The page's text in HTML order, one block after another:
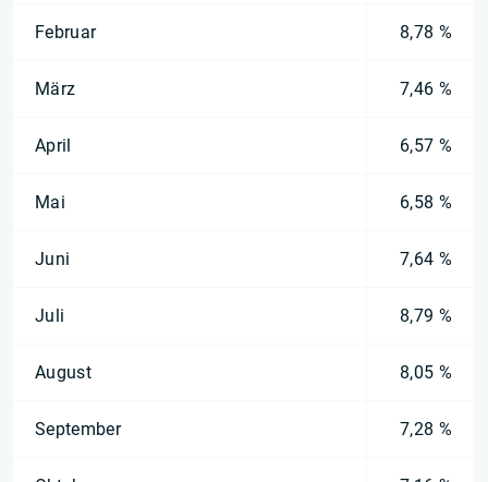
Februar 8,78 %
März 7,46 %
April 6,57 %
Mai 6,58 %
Juni 7,64 %
Juli 8,79 %
August 8,05 %
September 7,28 %